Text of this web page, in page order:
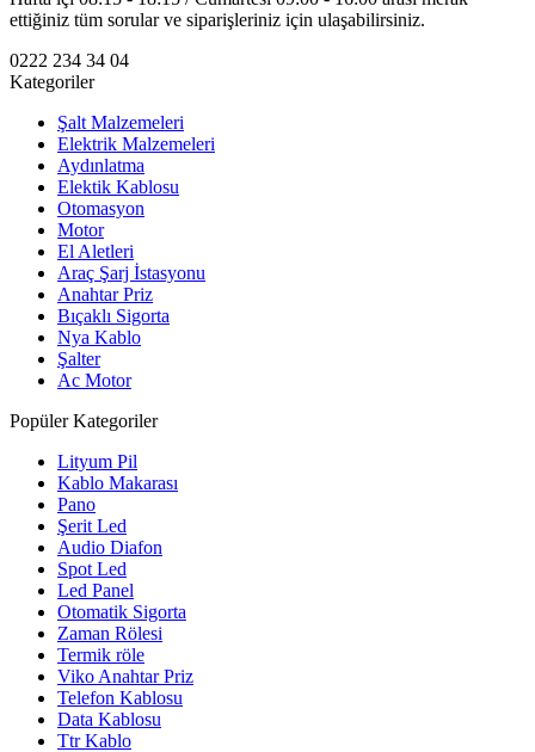
ettiğiniz tüm sorular ve siparişleriniz için ulaşabilirsiniz.
0222 234 34 04
Kategoriler
Şalt Malzemeleri
Elektrik Malzemeleri
Aydınlatma
Elektik Kablosu
Otomasyon
Motor
El Aletleri
Araç Şarj İstasyonu
Anahtar Priz
Bıçaklı Sigorta
Nya Kablo
Şalter
Ac Motor
Popüler Kategoriler
Lityum Pil
Kablo Makarası
Pano
Şerit Led
Audio Diafon
Spot Led
Led Panel
Otomatik Sigorta
Zaman Rölesi
Termik röle
Viko Anahtar Priz
Telefon Kablosu
Data Kablosu
Ttr Kablo